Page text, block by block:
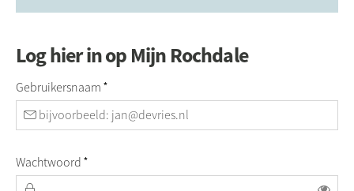
Log hier in op Mijn Rochdale
Gebruikersnaam *
Wachtwoord *